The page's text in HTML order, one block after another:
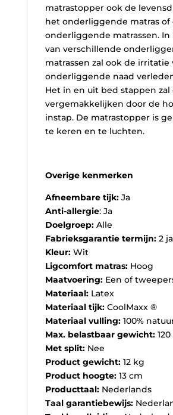
matrastopper ook de
het onderliggende matras of
onderliggende matrassen. In
van verschillende
matrassen zal ook de irritatie
onderliggende naad
Het in en uit bed stappen zal
vergemakkelijken door de
instap. De matrastopper is
te keren en te luchten.
Overige kenmerken
Afneembare tijk:Ja
Anti-allergie: Ja
Doelgroep:Alle
Fabrieksgarantie termijn:2
Kleur:Wit
Ligcomfort matras:Hoog
Maatvoering:Een of
Materiaal:Latex
Materiaal tijk:CoolMaxx ®
Materiaal vulling:100%
Max. belastbaar gewicht:120
Met split:Nee
Product gewicht:12 kg
Product hoogte:13 cm
Producttaal:Nederlands
Taal garantiebewijs: